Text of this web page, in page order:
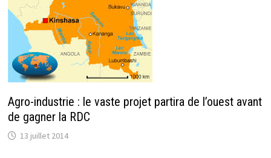
Agro-industrie : le vaste projet partira de l’ouest avant
de gagner la RDC
13 juillet 2014